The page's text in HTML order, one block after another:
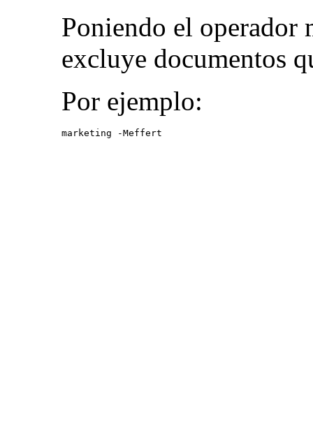
Poniendo el operador
excluye documentos
Por ejemplo:
marketing -Meffert